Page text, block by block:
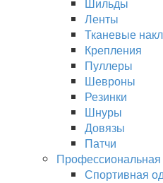
Ленты
Тканевые
Крепления
Пуллеры
Шевроны
Резинки
Шнуры
Довязы
Патчи
Спортивная